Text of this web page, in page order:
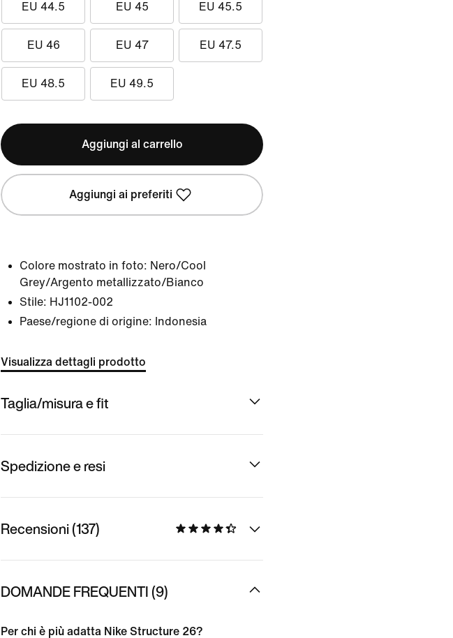
EU 44.5 EU 45 EU 45.5
EU 46 EU 47 EU 47.5
EU 48.5 EU 49.5
Aggiungi al carrello
Aggiungi ai preferiti
Colore mostrato in foto: Nero/Cool
Grey/Argento metallizzato/Bianco
Stile: HJ1102-002
Paese/regione di origine: Indonesia
Visualizza dettagli prodotto
Taglia/misura e fit
Spedizione e resi
Recensioni (137)
DOMANDE FREQUENTI (9)
Per chi è più adatta Nike Structure 26?